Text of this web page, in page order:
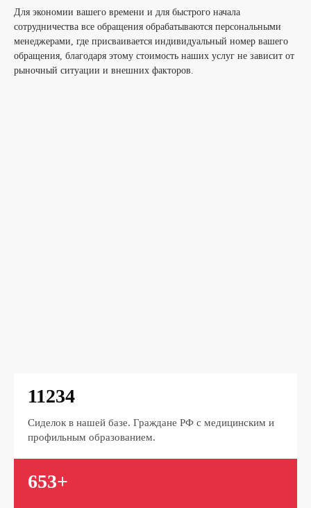
Для экономии вашего времени и для быстрого начала
сотрудничества все обращения обрабатываются персональными
менеджерами, где присваивается индивидуальный номер вашего
обращения, благодаря этому стоимость наших услуг не зависит от
рыночный ситуации и внешних факторов.
11234
Сиделок в нашей базе. Граждане РФ с медицинским и
профильным образованием.
653+